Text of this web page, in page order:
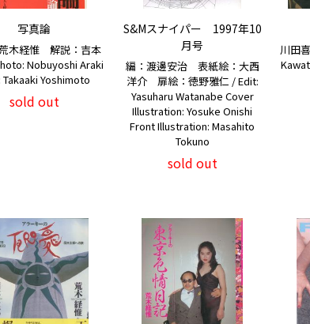
写真論
木経惟 解説：吉本
Nobuyoshi Araki
Takaaki Yoshimoto
sold out
S&Mスナイパー 1997年10
月号
編：渡邊安治 表紙絵：大西
洋介 扉絵：徳野雅仁 / Edit:
Yasuharu Watanabe Cover
Illustration: Yosuke Onishi
Front Illustration: Masahito
Tokuno
sold out
川田